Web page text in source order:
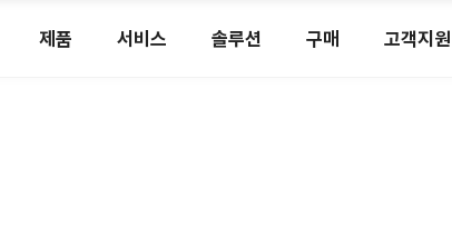
제품 서비스 솔루션 구매 고객지원